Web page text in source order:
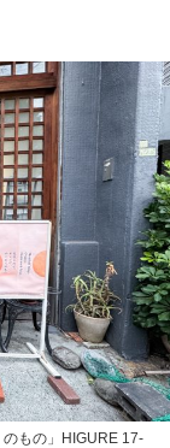
もの」HIGURE 17-